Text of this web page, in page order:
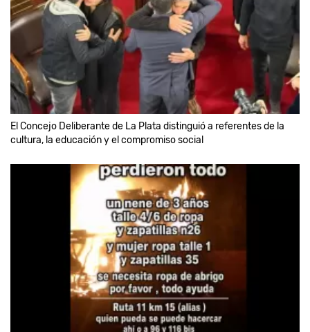
El Concejo Deliberante de La Plata distinguió a referentes de la
cultura, la educación y el compromiso social